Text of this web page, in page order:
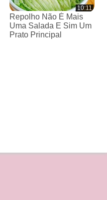
10:11
Repolho Não É Mais
Uma Salada E Sim Um
Prato Principal